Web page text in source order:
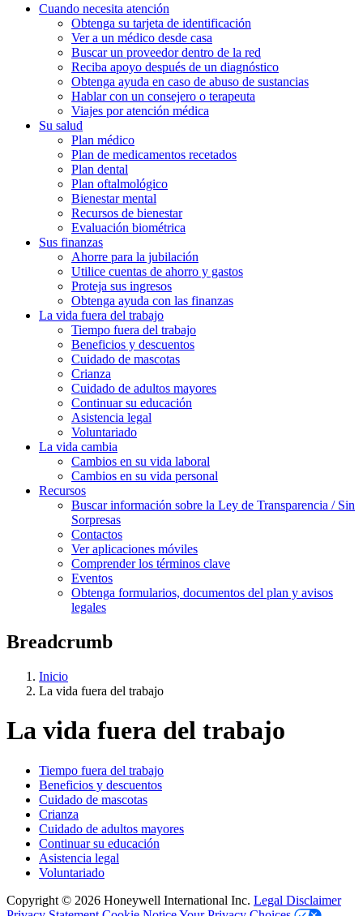
Cuando necesita atención
Obtenga su tarjeta de identificación
Ver a un médico desde casa
Buscar un proveedor dentro de la red
Reciba apoyo después de un diagnóstico
Obtenga ayuda en caso de abuso de sustancias
Hablar con un consejero o terapeuta
Viajes por atención médica
Su salud
Plan médico
Plan de medicamentos recetados
Plan dental
Plan oftalmológico
Bienestar mental
Recursos de bienestar
Evaluación biométrica
Sus finanzas
Ahorre para la jubilación
Utilice cuentas de ahorro y gastos
Proteja sus ingresos
Obtenga ayuda con las finanzas
La vida fuera del trabajo
Tiempo fuera del trabajo
Beneficios y descuentos
Cuidado de mascotas
Crianza
Cuidado de adultos mayores
Continuar su educación
Asistencia legal
Voluntariado
La vida cambia
Cambios en su vida laboral
Cambios en su vida personal
Recursos
Buscar información sobre la Ley de Transparencia / Sin
Sorpresas
Contactos
Ver aplicaciones móviles
Comprender los términos clave
Eventos
Obtenga formularios, documentos del plan y avisos
legales
Breadcrumb
Inicio
La vida fuera del trabajo
La vida fuera del trabajo
Tiempo fuera del trabajo
Beneficios y descuentos
Cuidado de mascotas
Crianza
Cuidado de adultos mayores
Continuar su educación
Asistencia legal
Voluntariado
Copyright © 2026 Honeywell International Inc. Legal Disclaimer